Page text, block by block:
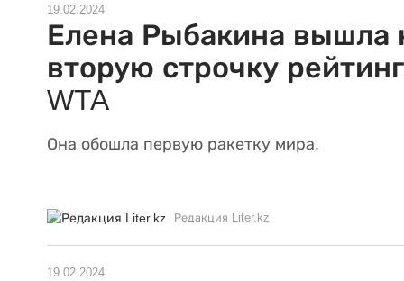
19.02.2024
Елена Рыбакина вышла
вторую строчку
WTA
Она обошла первую ракетку мира.
Редакция Liter.kz
19.02.2024